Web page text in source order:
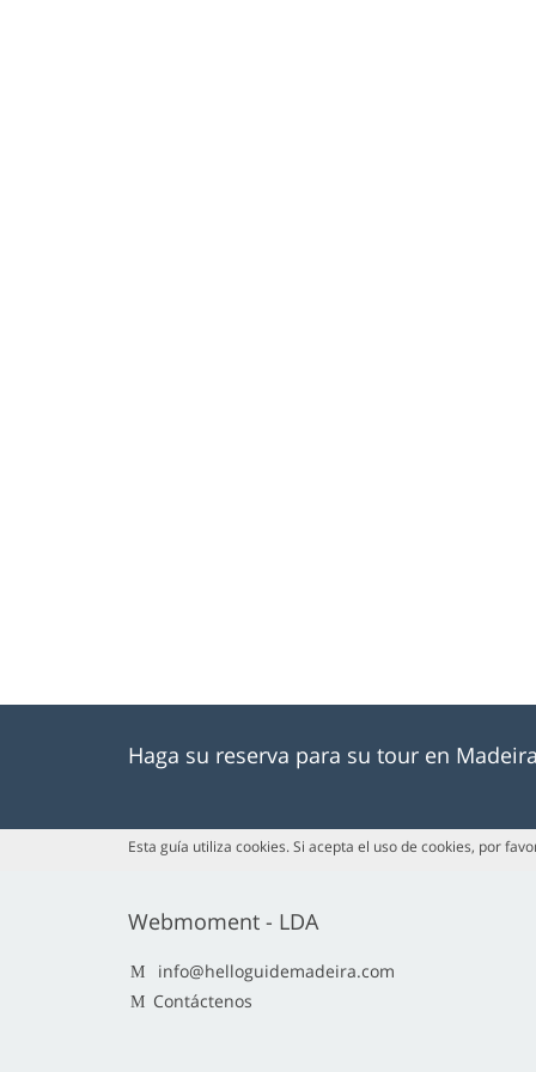
Haga su reserva para su tour en Madeira
Esta guía utiliza cookies. Si acepta el uso de cookies, por
Webmoment - LDA
info@helloguidemadeira.com
Contáctenos